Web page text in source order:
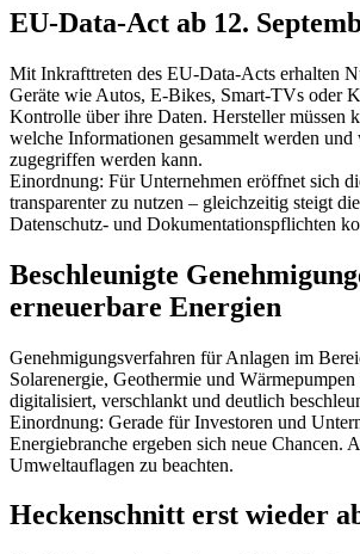
EU-Data-Act ab 12.
Mit Inkrafttreten des EU-Data-Acts erhalten
Geräte wie Autos, E-Bikes, Smart-TVs oder
Kontrolle über ihre Daten. Hersteller müssen
welche Informationen gesammelt werden und
zugegriffen werden kann.
Einordnung: Für Unternehmen eröffnet sich
transparenter zu nutzen – gleichzeitig steigt
Datenschutz- und Dokumentationspflichten
Beschleunigte
erneuerbare Energien
Genehmigungsverfahren für Anlagen im
Solarenergie, Geothermie und
digitalisiert, verschlankt und deutlich
Einordnung: Gerade für Investoren und
Energiebranche ergeben sich neue Chancen.
Umweltauflagen zu beachten.
Heckenschnitt erst wieder